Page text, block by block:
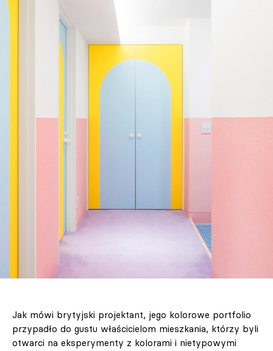
Jak mówi brytyjski projektant, jego kolorowe portfolio
przypadło do gustu właścicielom mieszkania, którzy byli
otwarci na eksperymenty z kolorami i nietypowymi